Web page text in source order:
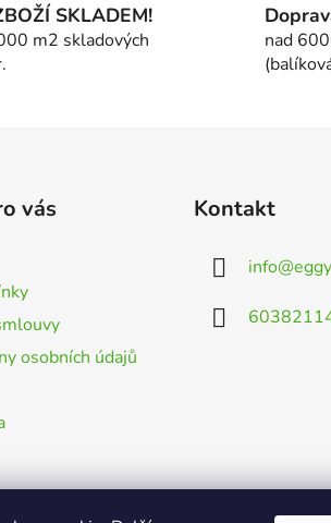
SKLADEM!
m2 skladových
nad
vás
osobních údajů
Kontakt
info@